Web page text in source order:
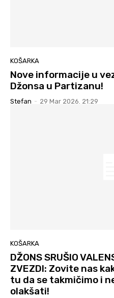
KOŠARKA
Nove informacije u
Džonsa u Partizanu!
Stefan - 29 Mar 2026. 21:29
KOŠARKA
DŽONS SRUŠIO
ZVEZDI: Zovite nas
tu da se takmičimo i
olakšati!